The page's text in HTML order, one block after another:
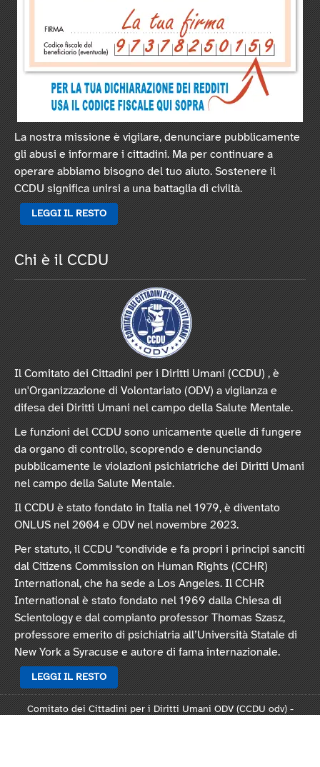
La nostra missione è vigilare, denunciare pubblicamente
gli abusi e informare i cittadini. Ma per continuare a
operare abbiamo bisogno del tuo aiuto. Sostenere il
CCDU significa unirsi a una battaglia di civiltà.
LEGGI IL RESTO
Chi è il CCDU
Il Comitato dei Cittadini per i Diritti Umani (CCDU) , è
un'Organizzazione di Volontariato (ODV) a vigilanza e
difesa dei Diritti Umani nel campo della Salute Mentale.
Le funzioni del CCDU sono unicamente quelle di fungere
da organo di controllo, scoprendo e denunciando
pubblicamente le violazioni psichiatriche dei Diritti Umani
nel campo della Salute Mentale.
Il CCDU è stato fondato in Italia nel 1979, è diventato
ONLUS nel 2004 e ODV nel novembre 2023.
Per statuto, il CCDU “condivide e fa propri i principi sanciti
dal Citizens Commission on Human Rights (CCHR)
International, che ha sede a Los Angeles. Il CCHR
International è stato fondato nel 1969 dalla Chiesa di
Scientology e dal compianto professor Thomas Szasz,
professore emerito di psichiatria all’Università Statale di
New York a Syracuse e autore di fama internazionale.
LEGGI IL RESTO
Comitato dei Cittadini per i Diritti Umani ODV (CCDU odv) -